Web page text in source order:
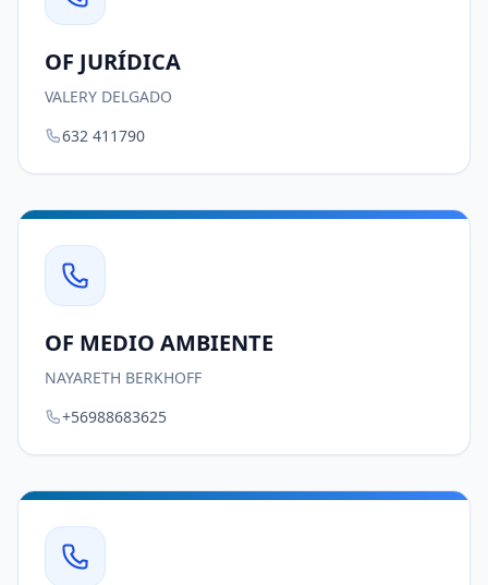
OF JURÍDICA
VALERY DELGADO
632 411790
OF MEDIO AMBIENTE
NAYARETH BERKHOFF
+56988683625